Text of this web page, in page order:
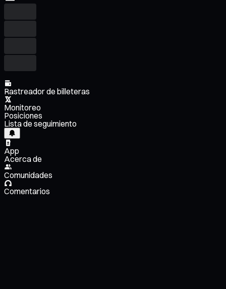
Rastreador de billeteras
Monitoreo
Posiciones
Lista de seguimiento
App
Acerca de
Comunidades
Comentarios